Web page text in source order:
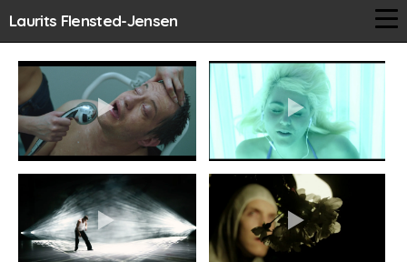
Laurits Flensted-Jensen